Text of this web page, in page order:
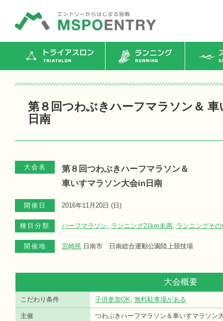
トライアスロン ランニング ス
第８回つわぶきハーフマラソン＆
日南
大会名
第８回つわぶきハーフマラソン＆
車いすマラソン大会in日南
開催日 2016年11月20日 ( 日 )
種目分類 ハーフマラソン, ランニング21km未満, ランニングその
開催地 宮崎県 日南市 日南総合運動公園陸上競技場
大会概要
こだわり条件 子供参加OK, 無料駐車場がある
主催 つわぶきハーフマラソン＆車いすマラソ